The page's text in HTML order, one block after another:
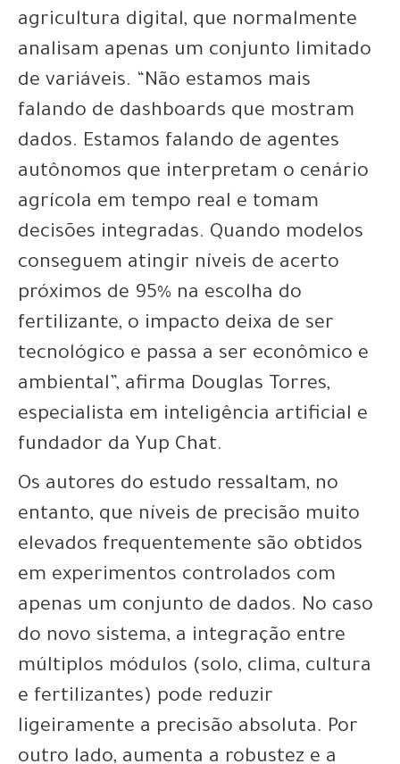
agricultura digital, que normalmente
analisam apenas um conjunto limitado
de variáveis. “Não estamos mais
falando de dashboards que mostram
dados. Estamos falando de agentes
autônomos que interpretam o cenário
agrícola em tempo real e tomam
decisões integradas. Quando modelos
conseguem atingir níveis de acerto
próximos de 95% na escolha do
fertilizante, o impacto deixa de ser
tecnológico e passa a ser econômico e
ambiental”, afirma Douglas Torres,
especialista em inteligência artificial e
fundador da Yup Chat.
Os autores do estudo ressaltam, no
entanto, que níveis de precisão muito
elevados frequentemente são obtidos
em experimentos controlados com
apenas um conjunto de dados. No caso
do novo sistema, a integração entre
múltiplos módulos (solo, clima, cultura
e fertilizantes) pode reduzir
ligeiramente a precisão absoluta. Por
outro lado, aumenta a robustez e a